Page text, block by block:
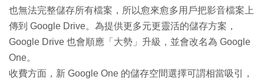
也無法完整儲存所有檔案，所以愈來愈多用戶把影音檔案上
傳到 Google Drive。為提供更多元更靈活的儲存方案，
Google Drive 也會順應「大勢」升級，並會改名為 Google
One。
收費方面，新 Google One 的儲存空間選擇可謂相當吸引，